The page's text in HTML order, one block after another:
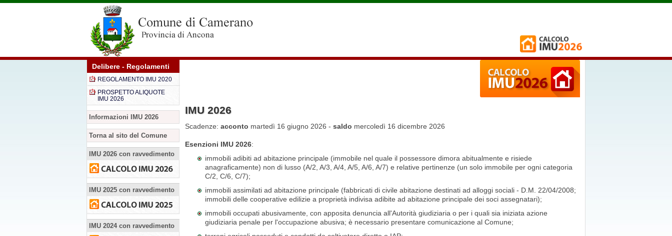
Delibere - Regolamenti
REGOLAMENTO IMU 2020
PROSPETTO ALIQUOTE
IMU 2026
Informazioni IMU 2026
Torna al sito del Comune
IMU 2026 con ravvedimento
IMU 2025 con ravvedimento
IMU 2024 con ravvedimento
IMU 2026
Scadenze: acconto martedì 16 giugno 2026 - saldo mercoledì 16 dicembre 2026
Esenzioni IMU 2026:
immobili adibiti ad abitazione principale (immobile nel quale il possessore dimora abitualmente e risiede
anagraficamente) non di lusso (A/2, A/3, A/4, A/5, A/6, A/7) e relative pertinenze (un solo immobile per ogni categoria
C/2, C/6, C/7);
immobili assimilati ad abitazione principale (fabbricati di civile abitazione destinati ad alloggi sociali - D.M. 22/04/2008;
immobili delle cooperative edilizie a proprietà indivisa adibite ad abitazione principale dei soci assegnatari);
immobili occupati abusivamente, con apposita denuncia all'Autorità giudiziaria o per i quali sia iniziata azione
giudiziaria penale per l'occupazione abusiva; è necessario presentare comunicazione al Comune;